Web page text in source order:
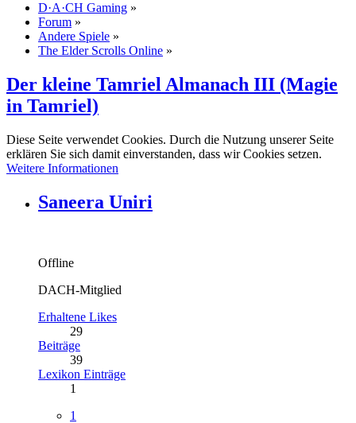
D·A·CH Gaming »
Forum »
Andere Spiele »
The Elder Scrolls Online »
Der kleine Tamriel Almanach III (Magie
in Tamriel)
Diese Seite verwendet Cookies. Durch die Nutzung unserer Seite
erklären Sie sich damit einverstanden, dass wir Cookies setzen.
Weitere Informationen
Saneera Uniri
Offline
DACH-Mitglied
Erhaltene Likes
29
Beiträge
39
Lexikon Einträge
1
1